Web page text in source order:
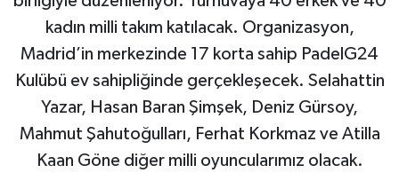
kadın milli takım katılacak. Organizasyon,
Madrid’in merkezinde 17 korta sahip PadelG24
Kulübü ev sahipliğinde gerçekleşecek. Selahattin
Yazar, Hasan Baran Şimşek, Deniz Gürsoy,
Mahmut Şahutoğulları, Ferhat Korkmaz ve Atilla
Kaan Göne diğer milli oyuncularımız olacak.